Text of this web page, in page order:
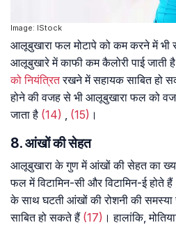
Image: IStock
आलूबुखारा फल मोटापे को कम करने में भी
आलूबुखारे में काफी कम कैलोरी पाई
को नियंत्रितरखने में सहायक साबित हो
होने की वजह से भी आलूबुखारा फल को
जाता है (14) (15) ।
8. आंखों की सेहत
आलूबुखारा के गुण में आंखों की सेहत का
फल में विटामिन-सी और विटामिन-ई होते हैं
के साथ घटती आंखों की रोशनी की समस्या
साबित हो सकते हैं (17) । हालांकि,